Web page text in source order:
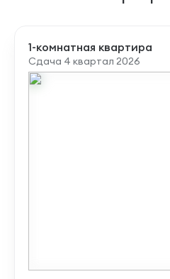
1-комнатная квартира
Сдача 4 квартал 2026